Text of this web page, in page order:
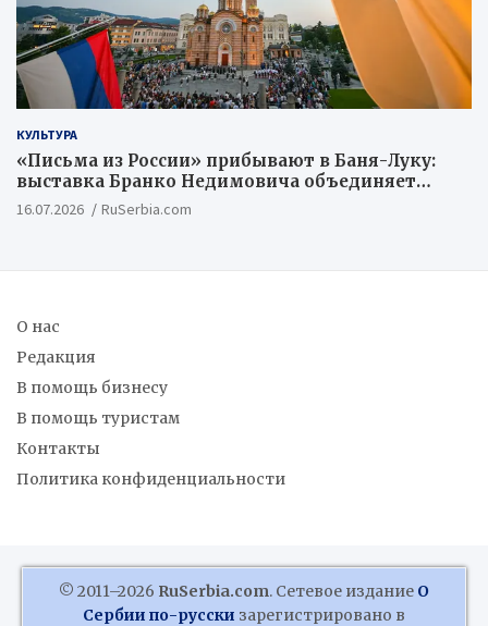
КУЛЬТУРА
«Письма из России» прибывают в Баня-Луку:
выставка Бранко Недимовича объединяет
шестерых художников из Российской
Федерации
16.07.2026 RuSerbia.com
О нас
Редакция
В помощь бизнесу
В помощь туристам
Контакты
Политика конфиденциальности
© 2011–2026 RuSerbia.com. Сетевое издание О
Сербии по-русски зарегистрировано в